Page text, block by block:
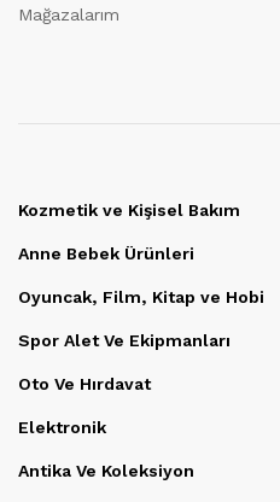
Mağazalarım
Kozmetik ve Kişisel Bakım
Anne Bebek Ürünleri
Oyuncak, Film, Kitap ve Hobi
Spor Alet Ve Ekipmanları
Oto Ve Hırdavat
Elektronik
Antika Ve Koleksiyon